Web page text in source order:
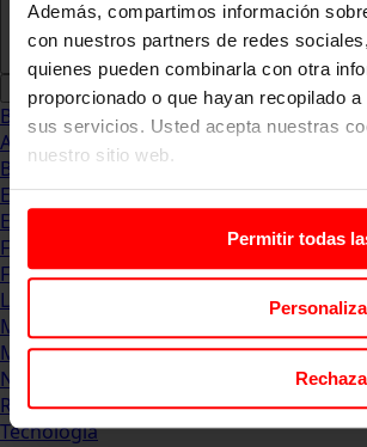
Además, compartimos información
con nuestros partners de redes
quienes pueden combinarla con otra
proporcionado o que hayan recopilado
sus servicios. Usted acepta nuestras
nuestro sitio web.
Permitir todas
Blog
Abogacia
Business
Empleo & Emprendimiento
Empresas
Finanzas
Formación & Estudios
Luxury
Management
Marketing & Comunicación
Negocios
Recursos Humanos
Tecnología